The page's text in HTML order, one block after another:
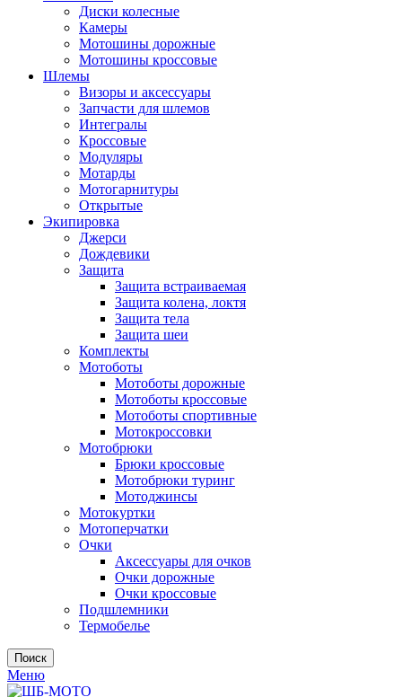
Диски колесные
Камеры
Мотошины дорожные
Мотошины кроссовые
Шлемы
Визоры и аксессуары
Запчасти для шлемов
Интегралы
Кроссовые
Модуляры
Мотарды
Мотогарнитуры
Открытые
Экипировка
Джерси
Дождевики
Защита
Защита встраиваемая
Защита колена, локтя
Защита тела
Защита шеи
Комплекты
Мотоботы
Мотоботы дорожные
Мотоботы кроссовые
Мотоботы спортивные
Мотокроссовки
Мотобрюки
Брюки кроссовые
Мотобрюки туринг
Мотоджинсы
Мотокуртки
Мотоперчатки
Очки
Аксессуары для очков
Очки дорожные
Очки кроссовые
Подшлемники
Термобелье
Поиск
Меню